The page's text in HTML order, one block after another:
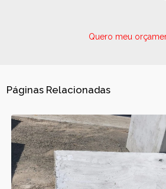
Quero meu
Páginas Relacionadas